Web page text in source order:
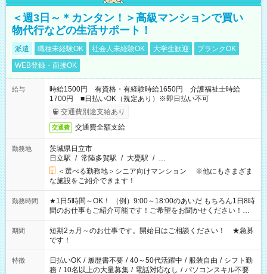
＜週3日～＊カンタン！＞高級マンションで買い
物代行などの生活サポート！
派遣 職種未経験OK 社会人未経験OK 大学生歓迎
ブランクOK
WEB登録・面接OK
給与
時給1500円 有資格・有経験時給1650円 介護福祉士時給
1700円 ■日払いOK（規定あり）※即日払い不可
交通費別途支給あり
交通費 交通費全額支給
勤務地
茨城県日立市
日立駅 / 常陸多賀駅 / 大甕駅 / …
＜選べる勤務地＞シニア向けマンション ※他にもさまざま
な施設をご紹介できます！
勤務時間
★1日5時間～OK！ （例）9:00～18:00のあいだ もちろん1日8時
間のお仕事もご紹介可能です！ご希望をお聞かせください！★
家庭の都合でお休みが必要な場合も遠慮なくご相談ください。
※週最低15時間以上の勤務が必要です
期間
短期2ヵ月～のお仕事です。開始日はご相談ください！ ★急募
です！
特徴 日払いOK / 履歴書不要 / 40～50代活躍中 / 服装自由 / シフト勤
務 / 10名以上の大量募集 / 電話対応なし / パソコンスキル不要